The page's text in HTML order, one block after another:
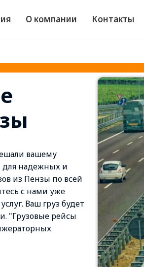
О компании Контакты
вашему
для надежных и
из Пензы по всей
с нами уже
Ваш груз будет
"Грузовые рейсы